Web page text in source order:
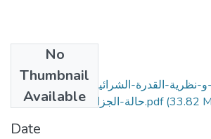
No
Thumbnail
Available
القدرة-الشرائية-دراسة-قياسية-:-
حالة-الجزائر،-تونس،-المغرب.pdf(33.82
Date